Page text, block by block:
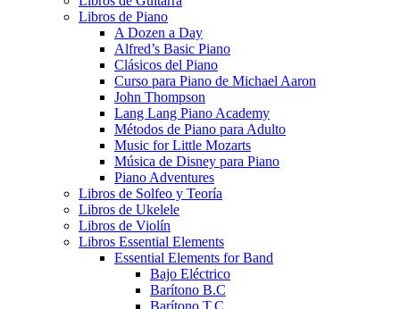
Libros de Piano
A Dozen a Day
Alfred’s Basic Piano
Clásicos del Piano
Curso para Piano de Michael Aaron
John Thompson
Lang Lang Piano Academy
Métodos de Piano para Adulto
Music for Little Mozarts
Música de Disney para Piano
Piano Adventures
Libros de Solfeo y Teoría
Libros de Ukelele
Libros de Violín
Libros Essential Elements
Essential Elements for Band
Bajo Eléctrico
Barítono B.C
Barítono T.C.